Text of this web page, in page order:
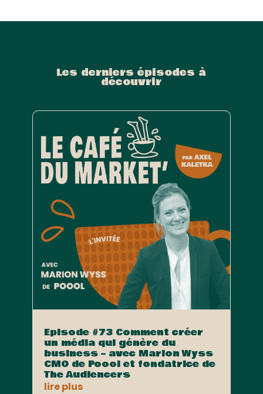
Les derniers épisodes à
découvrir
Episode #73 Comment créer
un média qui génère du
business – avec Marion Wyss
CMO de Poool et fondatrice de
The Audiencers
lire plus